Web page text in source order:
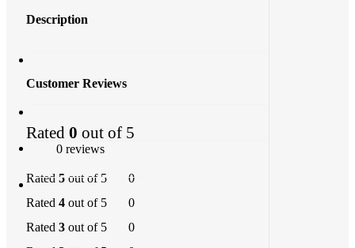
Description
Customer Reviews
Rated 0 out of 5
0 reviews
Rated 5 out of 5
0
Rated 4 out of 5
0
Rated 3 out of 5
0